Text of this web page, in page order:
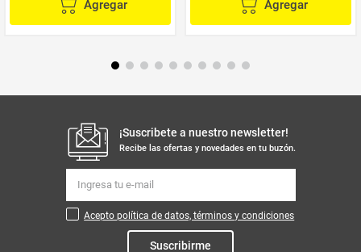
Agregar Agregar
¡Suscribete a nuestro newsletter!
Recibe las ofertas y novedades en tu buzón.
Acepto política de datos, términos y condiciones
Suscribirme